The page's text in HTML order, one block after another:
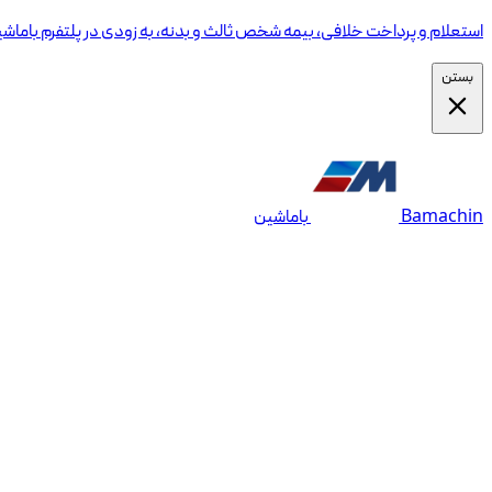
استعلام و پرداخت خلافی، بیمه شخص ثالث و بدنه، به زودی در پلتفرم
بستن
Bamachin باماشین